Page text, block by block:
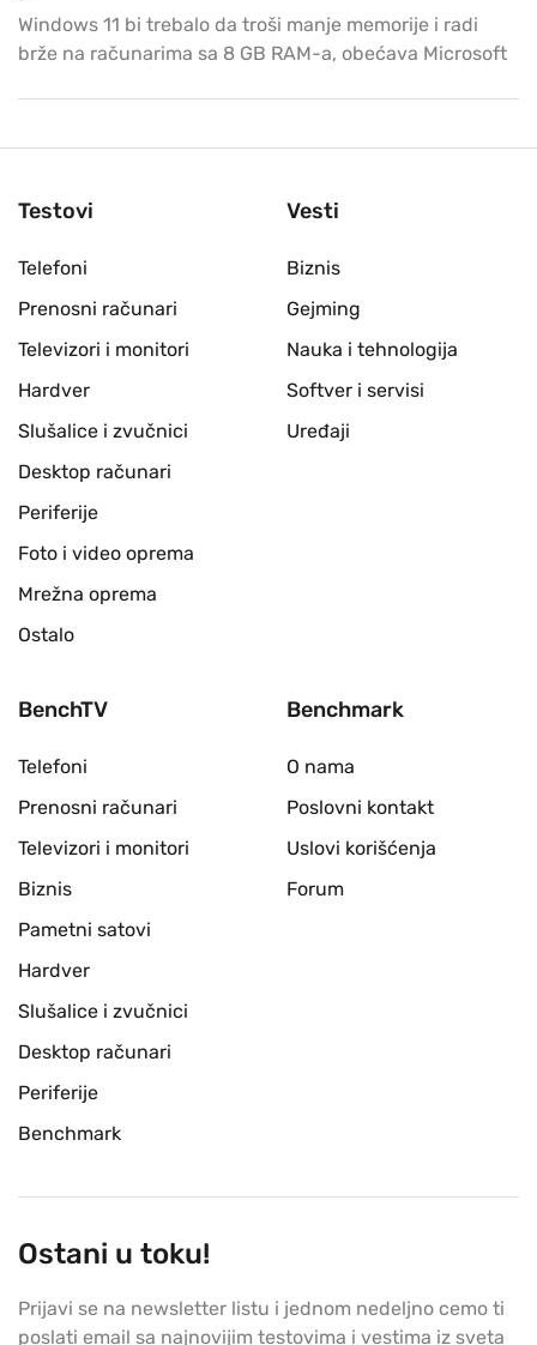
Windows 11 bi trebalo da troši manje memorije i radi
brže na računarima sa 8 GB RAM-a, obećava Microsoft
Testovi
Telefoni
Prenosni računari
Televizori i monitori
Hardver
Slušalice i zvučnici
Desktop računari
Periferije
Foto i video oprema
Mrežna oprema
Ostalo
Vesti
Biznis
Gejming
Nauka i tehnologija
Softver i servisi
Uređaji
BenchTV
Telefoni
Prenosni računari
Televizori i monitori
Biznis
Pametni satovi
Hardver
Slušalice i zvučnici
Desktop računari
Periferije
Benchmark
Benchmark
O nama
Poslovni kontakt
Uslovi korišćenja
Forum
Ostani u toku!
Prijavi se na newsletter listu i jednom nedeljno cemo ti
poslati email sa najnovijim testovima i vestima iz sveta